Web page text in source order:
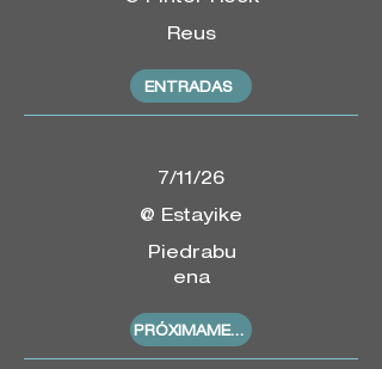
Reus
ENTRADAS
7/11/26
@ Estayike
Piedrabu
ena
PRÓXIMAMENTE